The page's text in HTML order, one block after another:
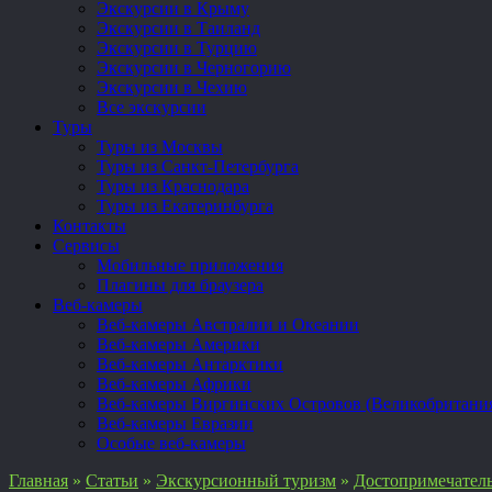
Экскурсии в Крыму
Экскурсии в Таиланд
Экскурсии в Турцию
Экскурсии в Черногорию
Экскурсии в Чехию
Все экскурсии
Туры
Туры из Москвы
Туры из Санкт-Петербурга
Туры из Краснодара
Туры из Екатеринбурга
Контакты
Сервисы
Мобильные приложения
Плагины для браузера
Веб-камеры
Веб-камеры Австралии и Океании
Веб-камеры Америки
Веб-камеры Антарктики
Веб-камеры Африки
Веб-камеры Виргинских Островов
Веб-камеры Евразии
Особые веб-камеры
Главная » Статьи » Экскурсионный туризм »